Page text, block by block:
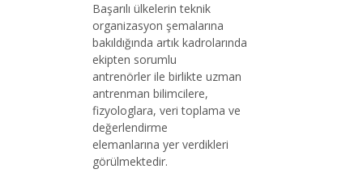
Başarılı ülkelerin teknik
organizasyon şemalarına
bakıldığında artık kadrolarında
ekipten sorumlu
antrenörler ile birlikte uzman
antrenman bilimcilere,
fizyologlara, veri toplama ve
değerlendirme
elemanlarına yer verdikleri
görülmektedir.